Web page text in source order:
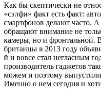
Как бы скептически не
«сэлфи» факт есть факт:
смартфонов делают часто.
обращают внимание не
камеры, но и фронтальной.
британцы в 2013 году
й и вовсе стал негласным
производитель гаджетов
можем и поэтому
Именно о нем сегодня и